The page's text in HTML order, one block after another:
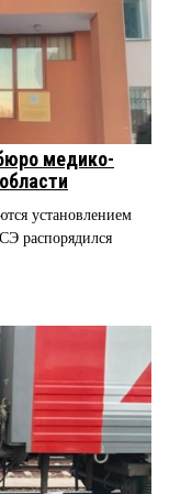
медико-
установлением
распорядился